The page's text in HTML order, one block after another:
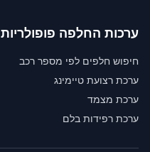
ערכות החלפה פופולריות
חיפוש חלפים לפי מספר רכב
ערכת רצועת טיימינג
ערכת מצמד
ערכת רפידות בלם